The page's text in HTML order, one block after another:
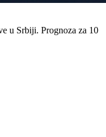
u Srbiji. Prognoza za 10